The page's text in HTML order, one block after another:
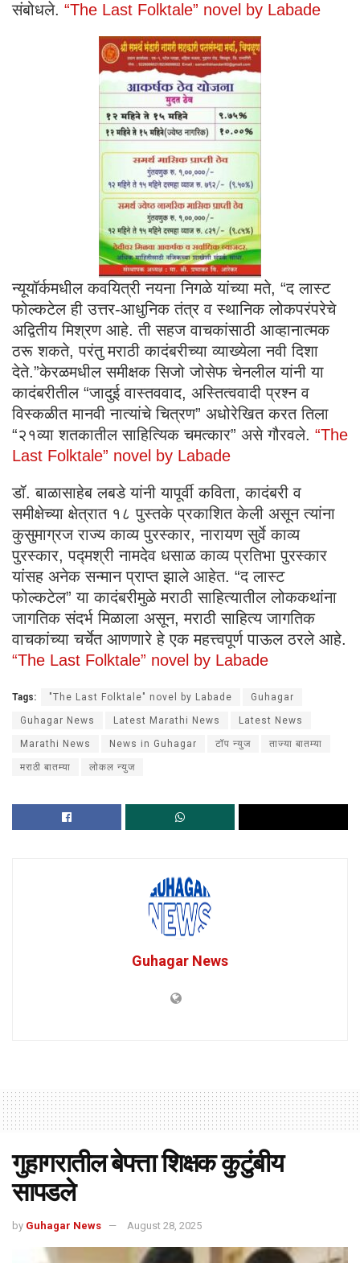
संबोधले. “The Last Folktale” novel by Labade
न्यूयॉर्कमधील कवयित्री नयना निगळे यांच्या मते, “द लास्ट
फोल्कटेल ही उत्तर-आधुनिक तंत्र व स्थानिक लोकपरंपरेचे
अद्वितीय मिश्रण आहे. ती सहज वाचकांसाठी आव्हानात्मक
ठरू शकते, परंतु मराठी कादंबरीच्या व्याख्येला नवी दिशा
देते.”केरळमधील समीक्षक सिजो जोसेफ चेनलील यांनी या
कादंबरीतील “जादुई वास्तववाद, अस्तित्ववादी प्रश्न व
विस्कळीत मानवी नात्यांचे चित्रण” अधोरेखित करत तिला
“२१व्या शतकातील साहित्यिक चमत्कार” असे गौरवले. “The
Last Folktale” novel by Labade
डॉ. बाळासाहेब लबडे यांनी यापूर्वी कविता, कादंबरी व
समीक्षेच्या क्षेत्रात १८ पुस्तके प्रकाशित केली असून त्यांना
कुसुमाग्रज राज्य काव्य पुरस्कार, नारायण सुर्वे काव्य
पुरस्कार, पद्मश्री नामदेव धसाळ काव्य प्रतिभा पुरस्कार
यांसह अनेक सन्मान प्राप्त झाले आहेत. “द लास्ट
फोल्कटेल” या कादंबरीमुळे मराठी साहित्यातील लोककथांना
जागतिक संदर्भ मिळाला असून, मराठी साहित्य जागतिक
वाचकांच्या चर्चेत आणणारे हे एक महत्त्वपूर्ण पाऊल ठरले आहे.
“The Last Folktale” novel by Labade
Tags: "The Last Folktale" novel by Labade Guhagar
Guhagar News Latest Marathi News Latest News
Marathi News News in Guhagar टॉप न्युज ताज्या बातम्या
मराठी बातम्या लोकल न्युज
Guhagar News
गुहागरातील बेपत्ता शिक्षक कुटुंबीय
सापडले
by Guhagar News August 28, 2025